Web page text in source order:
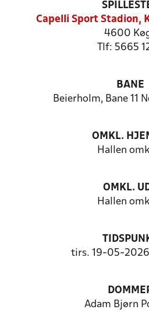
Capelli Sport Stadion,
4600
Tlf: 5665
BANE
Beierholm, Bane 11
OMKL.
Hallen
OMKL.
Hallen
tirs. 19-05-2026
Adam Bjørn